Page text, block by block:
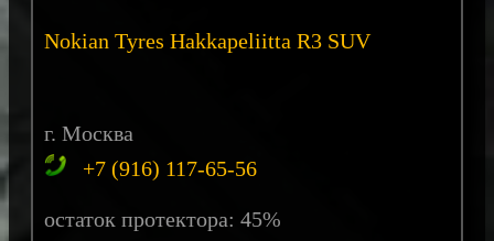
Nokian Tyres Hakkapeliitta R3 SUV
г. Москва
+7 (916) 117-65-56
остаток протектора: 45%